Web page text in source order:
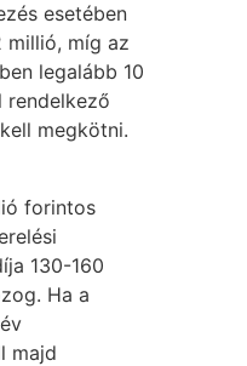
esetében
millió, míg az
legalább 10
megkötni.
forintos
130-160
Ha a
majd